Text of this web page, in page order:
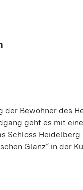
der Bewohner des
geht es mit
Schloss Heidelberg
Glanz“ in der